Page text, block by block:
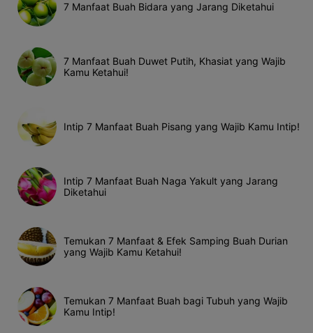
7 Manfaat Buah Bidara yang Jarang Diketahui
7 Manfaat Buah Duwet Putih, Khasiat yang Wajib
Kamu Ketahui!
Intip 7 Manfaat Buah Pisang yang Wajib Kamu Intip!
Intip 7 Manfaat Buah Naga Yakult yang Jarang
Diketahui
Temukan 7 Manfaat & Efek Samping Buah Durian
yang Wajib Kamu Ketahui!
Temukan 7 Manfaat Buah bagi Tubuh yang Wajib
Kamu Intip!